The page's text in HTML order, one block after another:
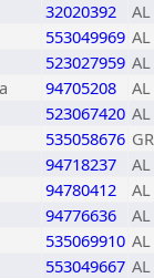
32020392
AL
553049969 AL
523027959 AL
94705208
AL
523067420 AL
535058676 GR
94718237
AL
94780412
AL
94776636
AL
535069910 AL
553049667 AL